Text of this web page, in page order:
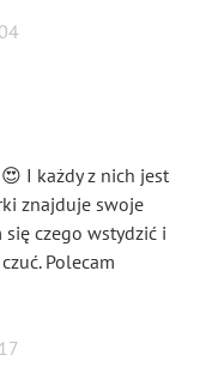
I każdy z nich jest
znajduje swoje
czego wstydzić i
Polecam